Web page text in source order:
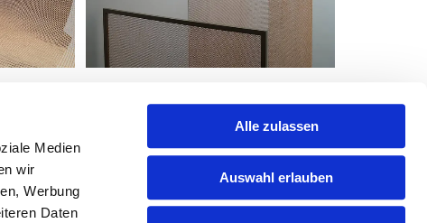
Medien
wir
Werbung
Daten
Alle zulassen
Auswahl erlauben